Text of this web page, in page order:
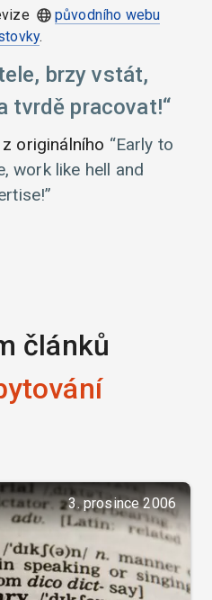
původního webu
.
brzy vstát,
tvrdě pracovat!
originálního Early to
work like hell and
článků
3. prosince 2006